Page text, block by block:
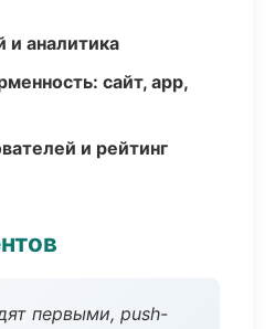
и аналитика
сайт, app,
и рейтинг
первыми, push-